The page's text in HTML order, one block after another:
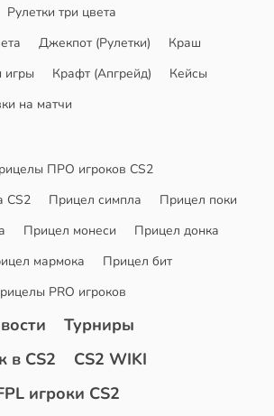
Рулетки три цвета
Джекпот (Рулетки)
Краш
игры Крафт (Апгрейд)
Кейсы
на матчи
ПРО игроков CS2
CS2
Прицел симпла
Прицел поки
Прицел монеси
Прицел донка
мармока
Прицел бит
PRO игроков
Турниры
в CS2
CS2 WIKI
игроки CS2